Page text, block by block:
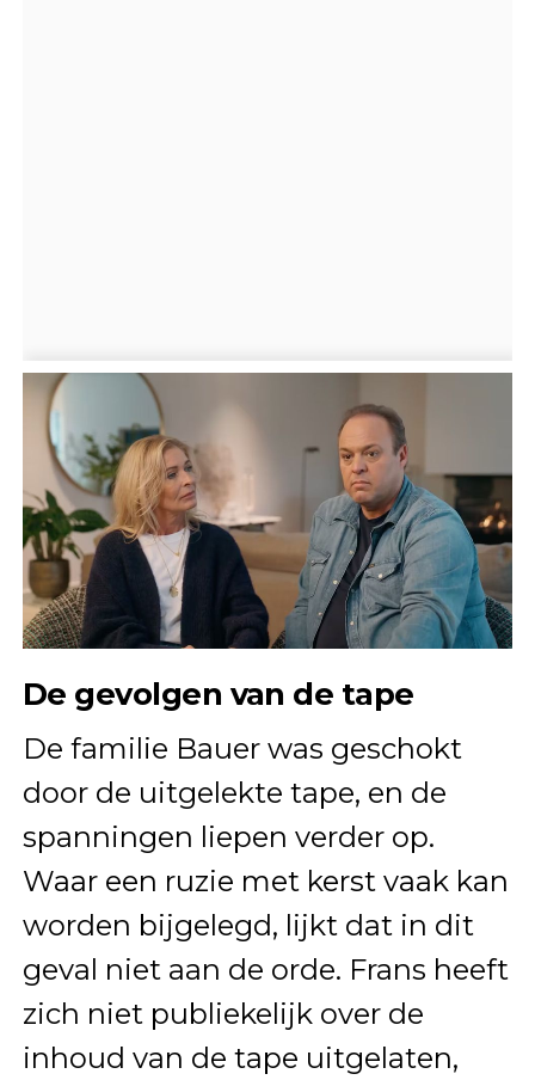
De gevolgen van de tape
De familie Bauer was geschokt
door de uitgelekte tape, en de
spanningen liepen verder op.
Waar een ruzie met kerst vaak kan
worden bijgelegd, lijkt dat in dit
geval niet aan de orde. Frans heeft
zich niet publiekelijk over de
inhoud van de tape uitgelaten,